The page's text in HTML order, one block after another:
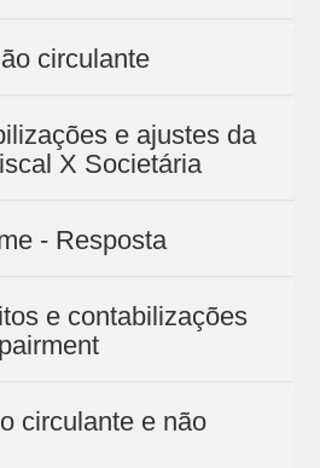
circulante
e ajustes da
X Societária
- Resposta
e contabilizações
circulante e não